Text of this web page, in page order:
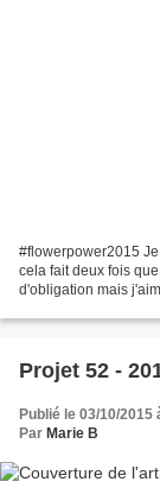
#flowerpower2015
cela fait deux fois
d'obligation mais
Projet 52 -
Publié le 03/10/2015
Par Marie B